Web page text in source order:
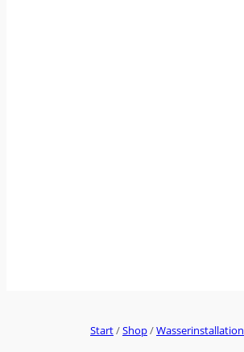
Start/Shop/Wasserinstallation